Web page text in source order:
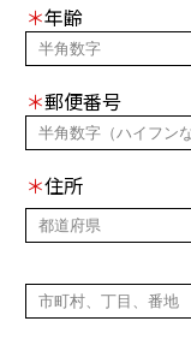
＊年齢
＊郵便番号
＊住所